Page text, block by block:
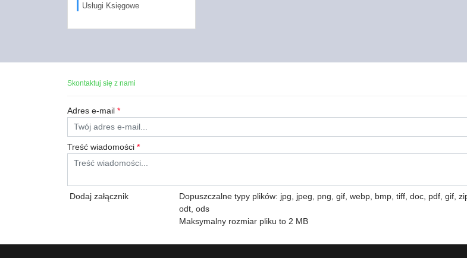
Usługi Księgowe
Skontaktuj się z nami
Adres e-mail *
Treść wiadomości *
Dodaj załącznik
Dopuszczalne typy plików: jpg, jpeg, png, gif, webp, bmp, tiff, doc, pdf, gif,
odt, ods
Maksymalny rozmiar pliku to 2 MB